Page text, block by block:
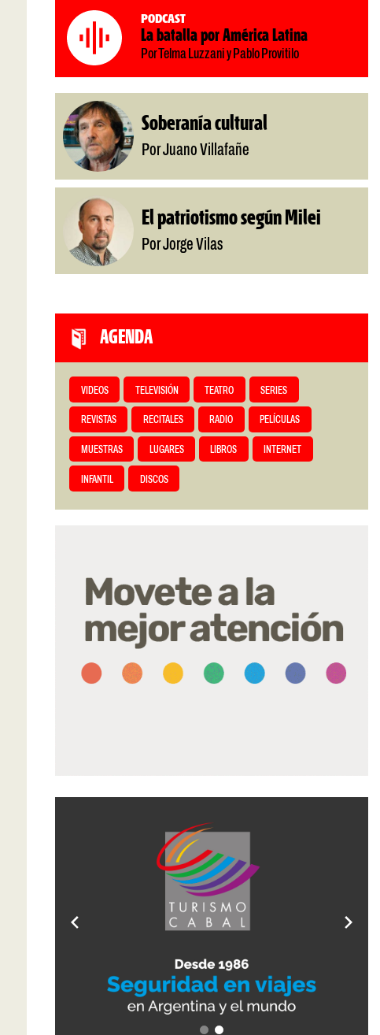
Podcast
La batalla por América Latina
Por Telma Luzzani y Pablo Provitilo
Soberanía cultural
Por Juano Villafañe
El patriotismo según Milei
Por Jorge Vilas
AGENDA
VIDEOS TELEVISIÓN TEATRO SERIES
REVISTAS RECITALES RADIO PELÍCULAS
MUESTRAS LUGARES LIBROS INTERNET
INFANTIL DISCOS